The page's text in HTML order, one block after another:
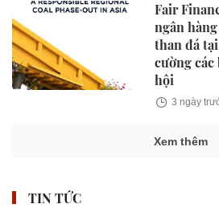
Fair
ngân
than đá
cường các
hội
3 ngày
Xem thêm
TIN TỨC